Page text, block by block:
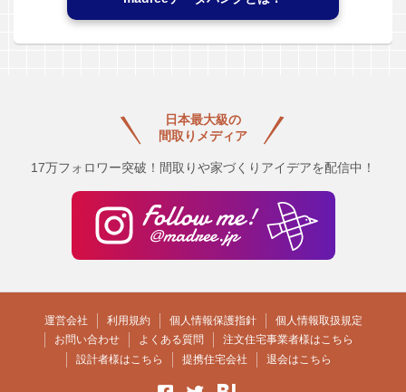
日本最大級の
間取りメディア
17万フォロワー突破！間取りや家づくりアイデアを配信中！
運営会社 利用規約 個人情報保護指針
個人情報取扱規定
お問い合わせ
よくある質問
注文住宅事業者様はこちら
設計者様はこちら
提携住宅会社 退会はこちら